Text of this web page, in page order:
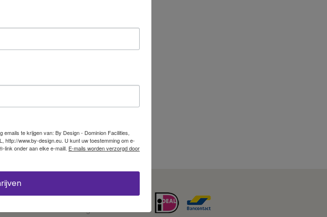
or email*
Bankrelatie: NL 39 RABO 0303 0600 42
t.n.v. Mandate Publishing B.V.
) English
te krijgen van: By Design - Dominion Facilities,
http://www.by-design.eu. U kunt uw toestemming om e-
link onder aan elke e-maill. E-mails worden verzorgd door